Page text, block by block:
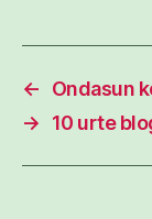
←
Ondasun
→
10 urte